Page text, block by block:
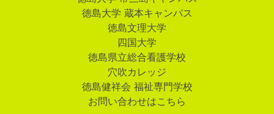
徳島大学 蔵本キャンパス
徳島文理大学
四国大学
徳島県立総合看護学校
穴吹カレッジ
徳島健祥会 福祉専門学校
お問い合わせはこちら